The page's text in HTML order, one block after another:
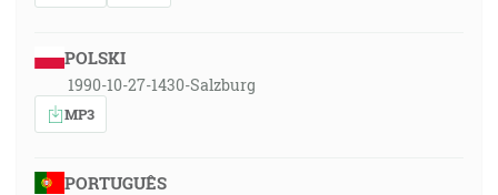
POLSKI
1990-10-27-1430-Salzburg
MP3
PORTUGUÊS